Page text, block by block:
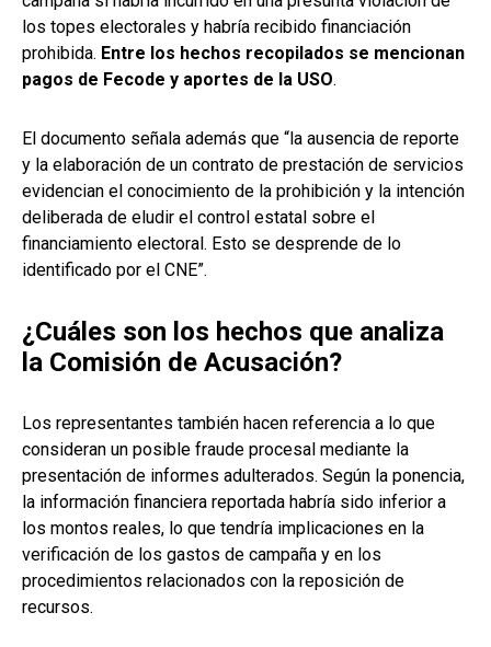
los topes electorales y habría recibido financiación
prohibida. Entre los hechos recopilados se mencionan
pagos de Fecode y aportes de la USO.
El documento señala además que “la ausencia de reporte
y la elaboración de un contrato de prestación de servicios
evidencian el conocimiento de la prohibición y la intención
deliberada de eludir el control estatal sobre el
financiamiento electoral. Esto se desprende de lo
identificado por el CNE”.
¿Cuáles son los hechos que analiza
la Comisión de Acusación?
Los representantes también hacen referencia a lo que
consideran un posible fraude procesal mediante la
presentación de informes adulterados. Según la ponencia,
la información financiera reportada habría sido inferior a
los montos reales, lo que tendría implicaciones en la
verificación de los gastos de campaña y en los
procedimientos relacionados con la reposición de
recursos.